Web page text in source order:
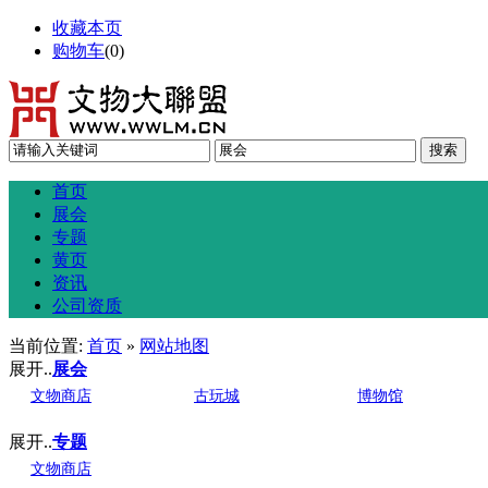
收藏本页
购物车(0)
首页
展会
专题
黄页
资讯
公司资质
当前位置: 首页 » 网站地图
展开..展会
文物商店 古玩城 博物馆
展开..专题
文物商店